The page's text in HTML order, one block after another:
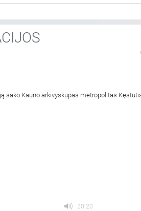
sako Kauno arkivyskupas metropolitas
20:20